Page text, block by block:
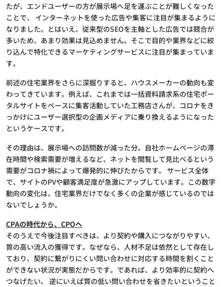
たが、エンドユーザーの方が展示場へ足を運ぶことが難しくなった
ことで、 インターネットを使った広告や集客に注目が集まるように
なりました。とはいえ、従来型のSEOを主軸とした広告では競合が
多いため、あまり効果は見込めません。そこで目的や業界などに絞
り込んで特化できるマーケティングサービスに注目が集まっていま
す。
前述の住宅業界をさらに深掘りすると、ハウスメーカーの動向も変
わってきています。例えば、これまでは一括資料請求系の住宅ポー
タルサイトをベースに集客活動していた工務店さんが、コロナをき
っかけにユーザー選択型の企画メディアに乗り換えるようになった
というケースです。
その理由は、展示場への訪問数が減った分、自社ホームページの滞
在時間や検索需要が増えるなど、ネットを閲覧して見比べるという
需要がコロナ禍によって爆発的に伸びたからです。 サービス全体
で、サイトのPVや顧客満足度が急激にアップしています。この数字
動向の変化は、住宅業界だけでなく多くの企業が感じているのでは
ないでしょうか。
CPAの時代から、CPOへ
そのうえで今後注目すべきは、より契約や購入につながりやすい、
質の高い流入の獲得です。なぜなら、人材不足は依然として存在し
ており、契約に繋がりにくい問い合わせに対応する時間を割くこと
ができない状況が実態だからです。であれば、より効率的に契約へ
つなげたい、 逆にいえば質の低い問い合わせを省きたいということ